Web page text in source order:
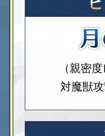
（親密
対魔獣